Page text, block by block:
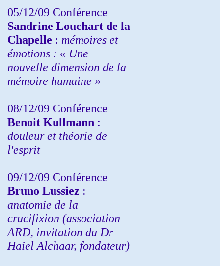
05/12/09 Conférence
Sandrine Louchart de la
Chapelle : mémoires et
émotions : « Une
nouvelle dimension de la
mémoire humaine »
08/12/09 Conférence
Benoit Kullmann :
douleur et théorie de
l'esprit
09/12/09 Conférence
Bruno Lussiez :
anatomie de la
crucifixion (association
ARD, invitation du Dr
Haiel Alchaar, fondateur)